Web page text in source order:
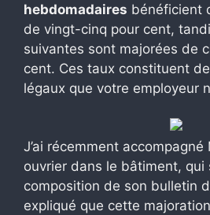
hebdomadaires bénéficient
de vingt-cinq pour cent,
suivantes sont majorées de
cent. Ces taux constituent
légaux que votre employeur
J’ai récemment accompagné
ouvrier dans le bâtiment, qui
composition de son bulletin
expliqué que cette